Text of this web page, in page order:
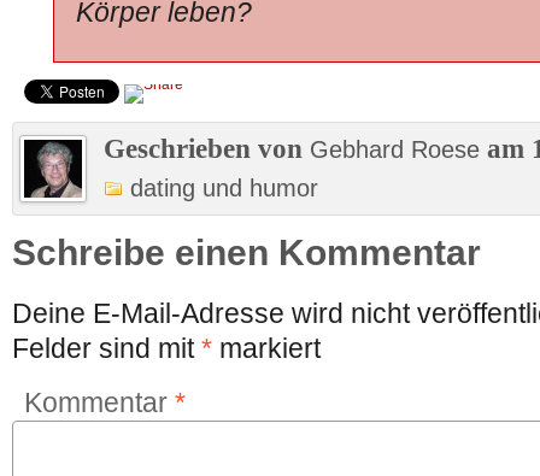
Körper leben?
Geschrieben von Gebhard Roese am
dating und humor
Schreibe einen Kommentar
Deine E-Mail-Adresse wird nicht
Felder sind mit* markiert
Kommentar *